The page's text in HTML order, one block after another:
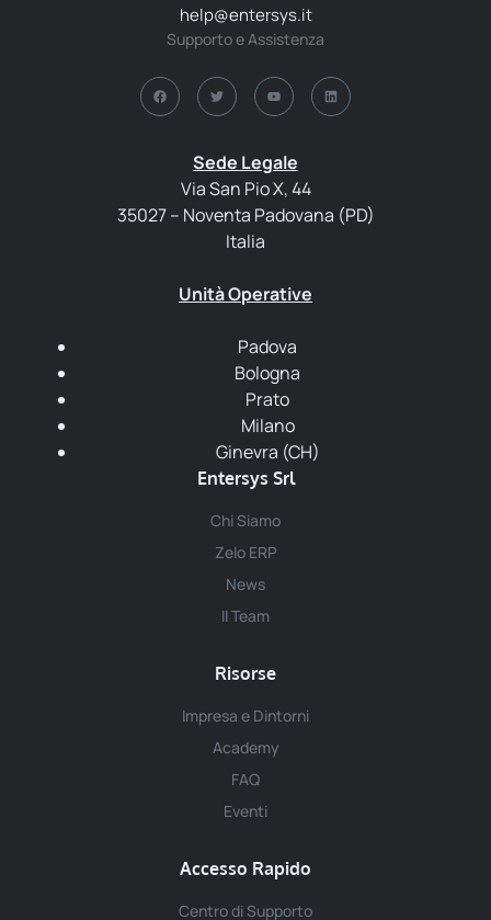
help@entersys.it
Supporto e Assistenza
Sede Legale
Via San Pio X, 44
35027 – Noventa Padovana (PD)
Italia
Unità Operative
Padova
Bologna
Prato
Milano
Ginevra (CH)
Entersys Srl
Chi Siamo
Zelo ERP
News
Il Team
Risorse
Impresa e Dintorni
Academy
FAQ
Eventi
Accesso Rapido
Centro di Supporto